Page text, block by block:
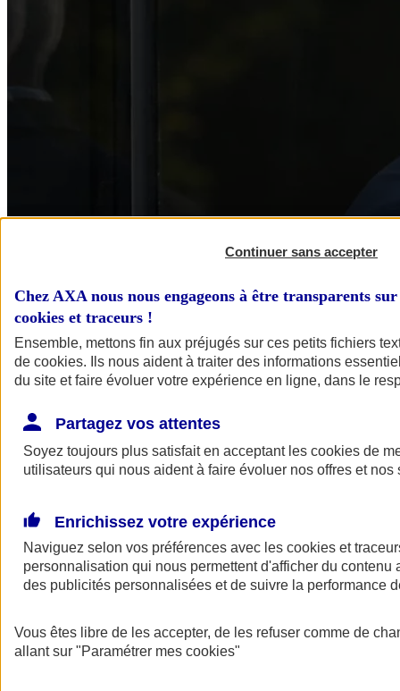
Indemnités de fin de carrière
(IFC)
Transformez une contrainte légale en opportunité fiscale et
Être accompagné par un
Continuer sans accepter
Chez AXA nous nous engageons à être transparents
cookies et traceurs !
Ensemble, mettons fin aux préjugés sur ces petits fichiers
de cookies. Ils nous aident à traiter des informations
du site et faire évoluer votre expérience en ligne, dans le
Partagez vos attentes
Soyez toujours plus satisfait en acceptant les cookies de
utilisateurs qui nous aident à faire évoluer nos offres et nos
Enrichissez votre expérience
Naviguez selon vos préférences avec les cookies et
personnalisation qui nous permettent d'afficher du contenu
des publicités personnalisées et de suivre la performance
Vous êtes libre de les accepter, de les refuser comme de
allant sur "Paramétrer mes cookies"